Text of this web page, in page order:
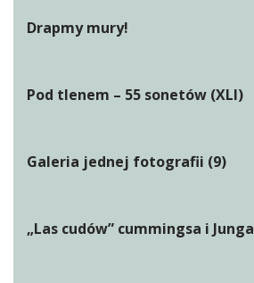
Drapmy mury!
Pod tlenem – 55 sonetów (XLI)
Galeria jednej fotografii (9)
„Las cudów” cummingsa i Junga